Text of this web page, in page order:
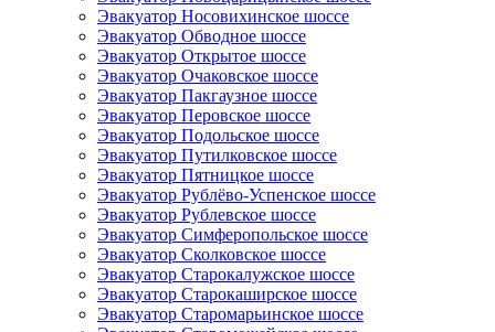
Эвакуатор Носовихинское шоссе
Эвакуатор Обводное шоссе
Эвакуатор Открытое шоссе
Эвакуатор Очаковское шоссе
Эвакуатор Пакгаузное шоссе
Эвакуатор Перовское шоссе
Эвакуатор Подольское шоссе
Эвакуатор Путилковское шоссе
Эвакуатор Пятницкое шоссе
Эвакуатор Рублёво-Успенское шоссе
Эвакуатор Рублевское шоссе
Эвакуатор Симферопольское шоссе
Эвакуатор Сколковское шоссе
Эвакуатор Старокалужское шоссе
Эвакуатор Старокаширское шоссе
Эвакуатор Старомарьинское шоссе